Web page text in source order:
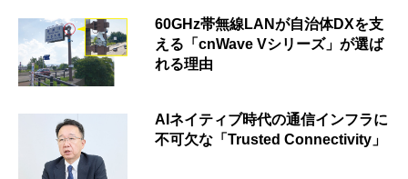
60GHz帯無線LANが自治体DXを支
える「cnWave Vシリーズ」が選ば
れる理由
AIネイティブ時代の通信インフラに
不可欠な「Trusted Connectivity」